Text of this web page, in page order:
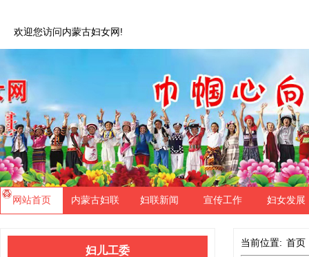
欢迎您访问内蒙古妇女网!
网站首页 内蒙古妇联 妇联新闻 宣传工作 妇女发展
妇儿工委
当前位置: 首页